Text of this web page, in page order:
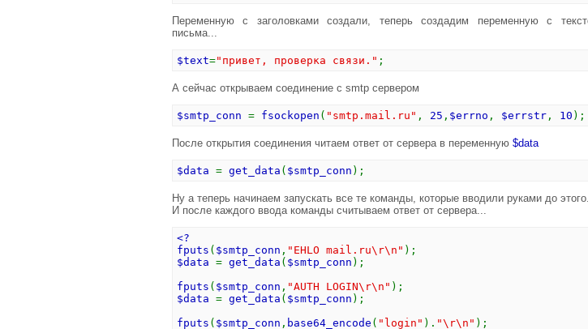
Переменную с заголовками создали, теперь создадим переменную с
письма...
$text="привет, проверка связи." ;
А сейчас открываем соединение с smtp сервером
$smtp_conn = fsockopen ( "smtp.mail.ru" , 25 , $errno , $errstr , 10 );
После открытия соединения читаем ответ от сервера в переменную $data
$data = get_data ( $smtp_conn );
Ну а теперь начинаем запускать все те команды, которые вводили руками до этого.
И после каждого ввода команды считываем ответ от сервера...
<?
fputs ( $smtp_conn , "EHLO mail.ru\r\n" );
$data = get_data ( $smtp_conn );
fputs ( $smtp_conn , "AUTH LOGIN\r\n" );
$data = get_data ( $smtp_conn );
fputs ( $smtp_conn , base64_encode ( "login" ). "\r\n" );